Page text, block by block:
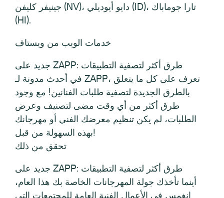
جينيفر كليفن (NV)، دايو أيوديلي (ID)، تارا جوماباك
(HI).
جديد على ZAPP: طرق أكثر لتصفية التطبيقات
في أحدث مدونة لـ ZAPP، تعرف على كل ما يتعلق
بالطرق الجديدة لتصفية طلبات الفنانين! مع وجود
طرق أكثر من أي وقت مضى لتصنيف وعرض
الطلبات، لم يكن تنظيم معرضك الفني أو مهرجانك
بهذه السهولة من قبل!
تحقق من ذلك
جديد على ZAPP: طرق أكثر لتصفية التطبيقات
أينما تأخذك جولة المهرجانات الخاصة بك هذا العام،
انغمس في الأعمال الفنية العامة للمجتمعات التي